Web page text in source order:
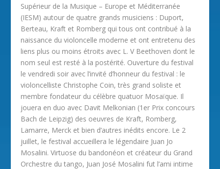
Supérieur de la Musique – Europe et Méditerranée
(IESM) autour de quatre grands musiciens : Duport,
Berteau, Kraft et Romberg qui tous ont contribué à la
naissance du violoncelle moderne et ont entretenu des
liens plus ou moins étroits avec L. V Beethoven dont le
nom seul est resté à la postérité. Ouverture du festival
le vendredi soir avec l’invité d’honneur du festival : le
violoncelliste Christophe Coin, très grand soliste et
membre fondateur du célèbre quatuor Mosaïque. Il
jouera en duo avec Davit Melkonian (1er Prix concours
Bach de Leipzig) des oeuvres de Kraft, Romberg,
Lamarre, Merck et bien d’autres inédits encore. Le 2
juillet, le festival accueillera le légendaire Juan Jo
Mosalini. Virtuose du bandonéon et créateur du Grand
Orchestre du tango, Juan José Mosalini fut l’ami intime